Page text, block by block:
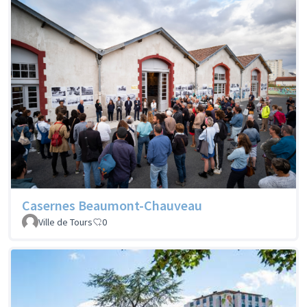
Casernes Beaumont-Chauveau
Ville de Tours 0